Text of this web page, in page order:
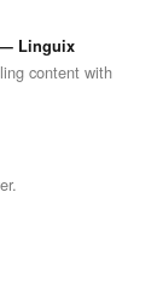
— Linguix
content with